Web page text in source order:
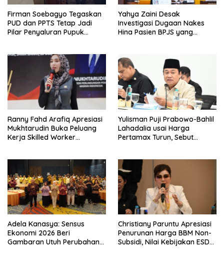
Firman Soebagyo Tegaskan
PUD dan PPTS Tetap Jadi
Pilar Penyaluran Pupuk
Yahya Zaini Desak
Investigasi Dugaan Nakes
Hina Pasien BPJS yang
Ranny Fahd Arafiq Apresiasi
Mukhtarudin Buka Peluang
Kerja Skilled Worker
Yulisman Puji Prabowo-Bahlil
Lahadalia usai Harga
Pertamax Turun, Sebut
Adela Kanasya: Sensus
Ekonomi 2026 Beri
Gambaran Utuh Perubahan
Christiany Paruntu Apresiasi
Penurunan Harga BBM Non-
Subsidi, Nilai Kebijakan ESDM